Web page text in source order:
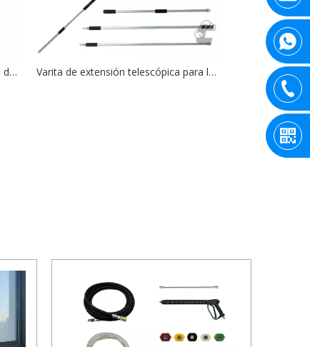
Lavadora de alta presión Extensión de lanza universal M22 a conector rápido de 1/4 pulgada Varita de extensión telescópica para lavadora de alta presión 4000PSI, 9 PIES